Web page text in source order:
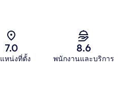
7.0
หน่งที่ตั้ง
8.6
พนักงานและบริการ